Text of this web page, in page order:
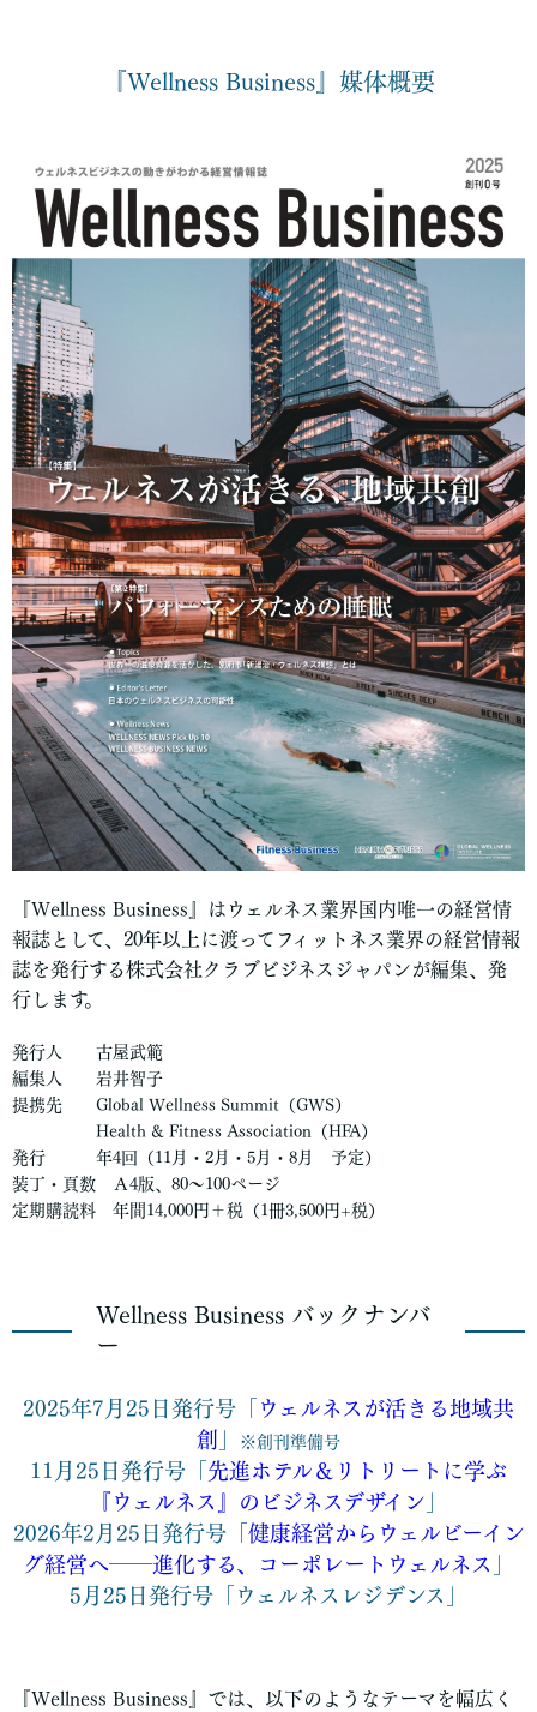
『Wellness Business』媒体概要
『Wellness Business』はウェルネス業界国内唯一の経営情
報誌として、20年以上に渡ってフィットネス業界の経営情報
誌を発行する株式会社クラブビジネスジャパンが編集、発
行します。
発行人 古屋武範
編集人 岩井智子
提携先 Global Wellness Summit（GWS）
Health & Fitness Association（HFA）
発行 年4回（11月・2月・5月・8月 予定）
装丁・頁数 Ａ4版、80～100ページ
定期購読料 年間14,000円＋税（1冊3,500円+税）
Wellness Business バックナンバ
ー
2025年7月25日発行号「
ウェルネスが活きる地域共
創
※創刊準備号
11月25日発行号「 先進ホテル＆リトリートに学ぶ
『ウェルネス』のビジネスデザイン
2026年2月25日発行号「 健康経営からウェルビーイン
グ経営へ――進化する、コーポレートウェルネス
5月25日発行号「ウェルネスレジデンス」
『Wellness Business』では、以下のようなテーマを幅広く